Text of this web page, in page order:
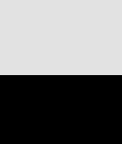
Serwisu może być